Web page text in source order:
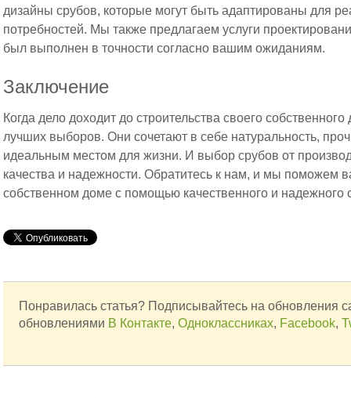
дизайны срубов, которые могут быть адаптированы для
потребностей. Мы также предлагаем услуги
был выполнен в точности согласно вашим ожиданиям.
Заключение
Когда дело доходит до строительства своего
лучших выборов. Они сочетают в себе натуральность,
идеальным местом для жизни. И выбор срубов от
качества и надежности. Обратитесь к нам, и мы поможем
собственном доме с помощью качественного и надежного
Понравилась статья? Подписывайтесь на обновления
обновлениями В Контакте,Одноклассниках, Facebook,